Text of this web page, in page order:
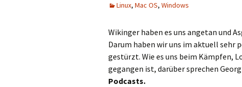
Linux, Mac OS, Windows
Wikinger haben es uns angetan und
Darum haben wir uns im aktuell sehr
gestürzt. Wie es uns beim Kämpfen,
gegangen ist, darüber sprechen
Podcasts.